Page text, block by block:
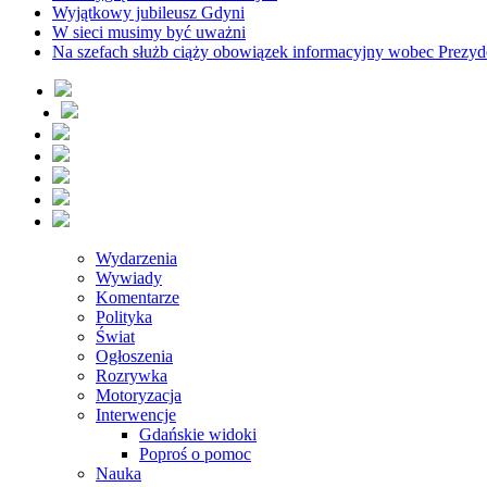
Wyjątkowy jubileusz Gdyni
W sieci musimy być uważni
Na szefach służb ciąży obowiązek informacyjny wobec
Wydarzenia
Wywiady
Komentarze
Polityka
Świat
Ogłoszenia
Rozrywka
Motoryzacja
Interwencje
Gdańskie widoki
Poproś o pomoc
Nauka